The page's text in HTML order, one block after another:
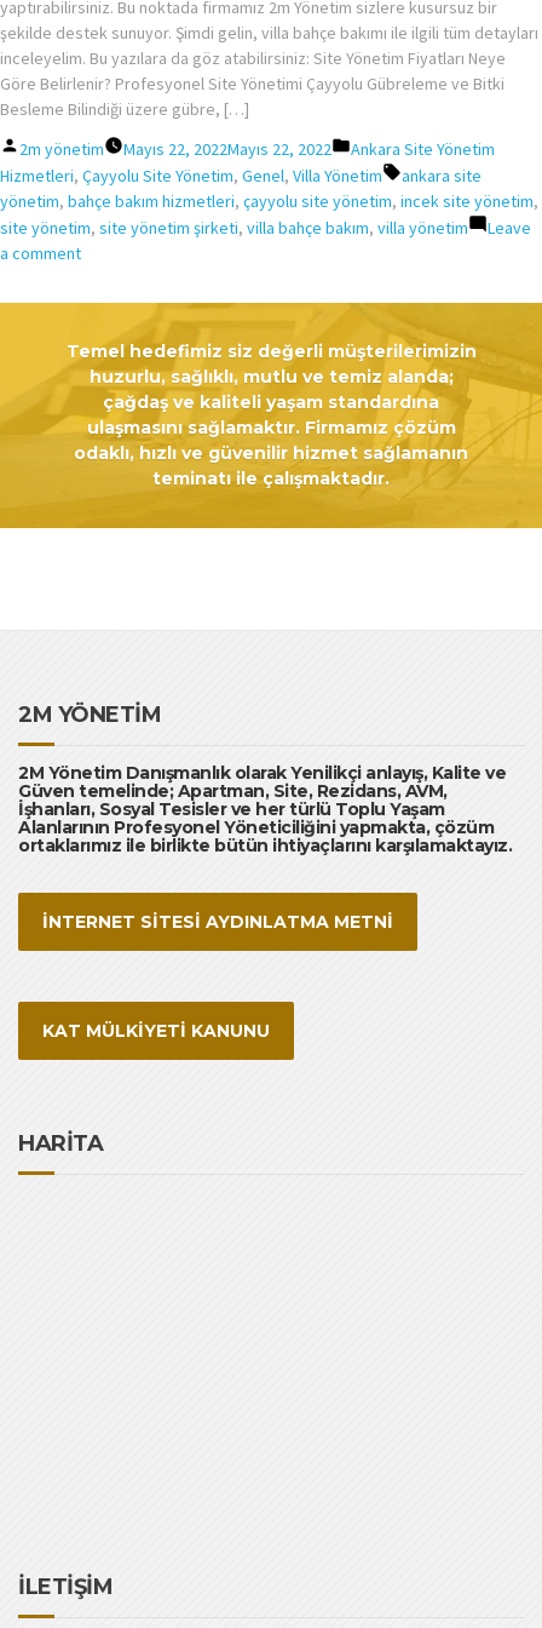
yaptırabilirsiniz. Bu noktada firmamız 2m Yönetim sizlere kusursuz bir
şekilde destek sunuyor. Şimdi gelin, villa bahçe bakımı ile ilgili tüm detayları
inceleyelim. Bu yazılara da göz atabilirsiniz: Site Yönetim Fiyatları Neye
Göre Belirlenir? Profesyonel Site Yönetimi Çayyolu Gübreleme ve Bitki
Besleme Bilindiği üzere gübre, […]
Posted
by
2m yönetim Mayıs 22, 2022Mayıs 22, 2022
Posted
in
Ankara Site Yönetim
Hizmetleri, Çayyolu Site Yönetim, Genel, Villa Yönetim Tags:
ankara site
yönetim, bahçe bakım hizmetleri, çayyolu site yönetim, incek site yönetim,
site yönetim, site yönetim şirketi, villa bahçe bakım, villa yönetim
Leave
a commenton
Bahçe
Hizmeti
Temel hedefimiz siz değerli müşterilerimizin
huzurlu, sağlıklı, mutlu ve temiz alanda;
çağdaş ve kaliteli yaşam standardına
ulaşmasını sağlamaktır. Firmamız çözüm
odaklı, hızlı ve güvenilir hizmet sağlamanın
teminatı ile çalışmaktadır.
2M YÖNETİM
2M Yönetim Danışmanlık olarak Yenilikçi anlayış, Kalite ve
Güven temelinde; Apartman, Site, Rezidans, AVM,
İşhanları, Sosyal Tesisler ve her türlü Toplu Yaşam
Alanlarının Profesyonel Yöneticiliğini yapmakta, çözüm
ortaklarımız ile birlikte bütün ihtiyaçlarını karşılamaktayız.
İNTERNET SİTESİ AYDINLATMA METNİ
KAT MÜLKİYETİ KANUNU
HARİTA
İLETİŞİM